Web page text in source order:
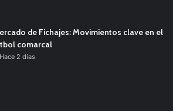
de Fichajes: Movimientos clave en el
comarcal
Hace 2 días